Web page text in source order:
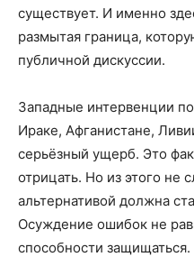
существует. И именно
размытая граница,
публичной дискуссии.
Западные интервенции
Ираке, Афганистане,
серьёзный ущерб. Это
отрицать. Но из этого не
альтернативой должна
Осуждение ошибок не
способности